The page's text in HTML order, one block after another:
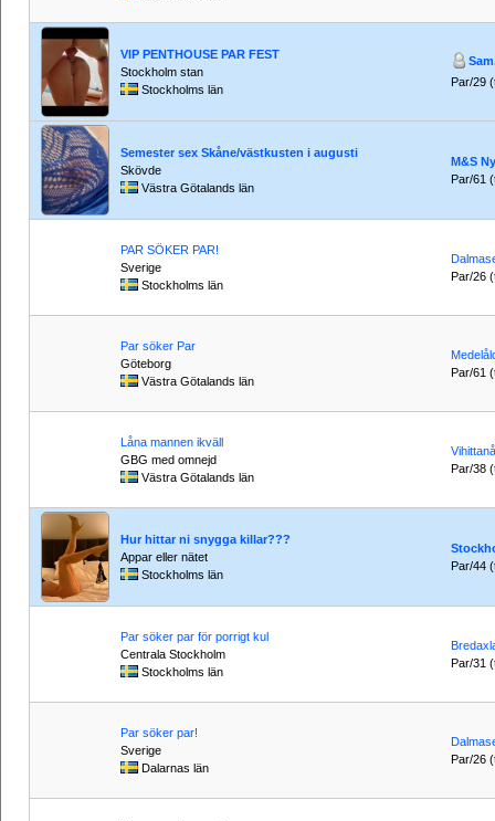
VIP PENTHOUSE PAR FEST
Stockholm stan
Stockholms län
Par/29
Semester sex Skåne/västkusten i augusti
Skövde
Västra Götalands län
M&S
Par/61
PAR SÖKER PAR!
Sverige
Stockholms län
Par/26
Par söker Par
Göteborg
Västra Götalands län
Par/61
Låna mannen ikväll
GBG med omnejd
Västra Götalands län
Par/38
Hur hittar ni snygga killar???
Appar eller nätet
Stockholms län
Par/44
Par söker par för porrigt kul
Centrala Stockholm
Stockholms län
Par/31
Par söker par!
Sverige
Dalarnas län
Par/26